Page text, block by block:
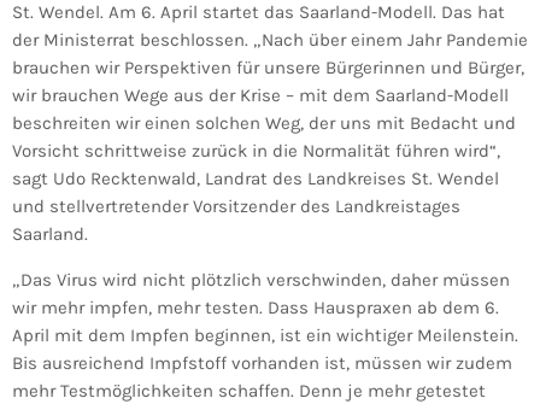
St. Wendel. Am 6. April startet das Saarland-Modell. Das hat
der Ministerrat beschlossen. „Nach über einem Jahr Pandemie
brauchen wir Perspektiven für unsere Bürgerinnen und Bürger,
wir brauchen Wege aus der Krise – mit dem Saarland-Modell
beschreiten wir einen solchen Weg, der uns mit Bedacht und
Vorsicht schrittweise zurück in die Normalität führen wird“,
sagt Udo Recktenwald, Landrat des Landkreises St. Wendel
und stellvertretender Vorsitzender des Landkreistages
Saarland.
„Das Virus wird nicht plötzlich verschwinden, daher müssen
wir mehr impfen, mehr testen. Dass Hauspraxen ab dem 6.
April mit dem Impfen beginnen, ist ein wichtiger Meilenstein.
Bis ausreichend Impfstoff vorhanden ist, müssen wir zudem
mehr Testmöglichkeiten schaffen. Denn je mehr getestet